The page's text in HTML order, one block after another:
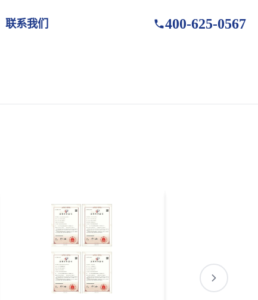
联系我们 400-625-0567